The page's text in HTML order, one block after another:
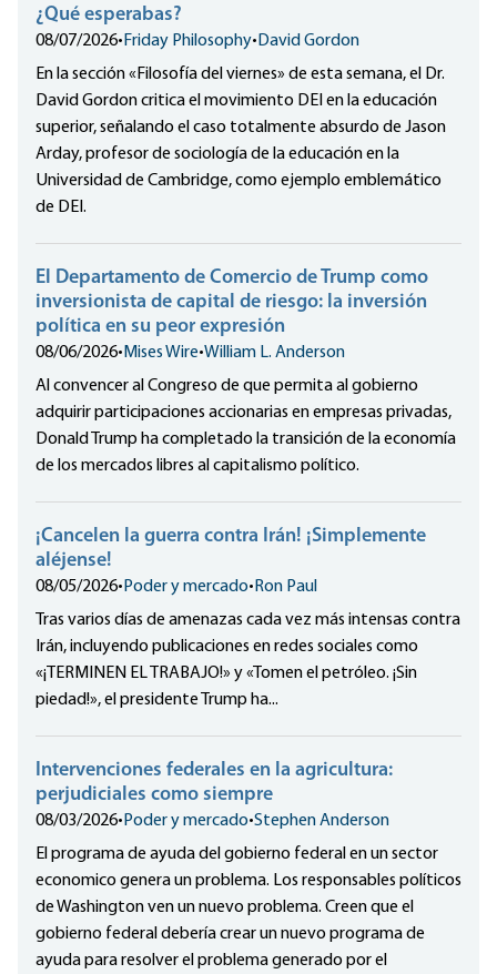
¿Qué esperabas?
08/07/2026• Friday Philosophy•David Gordon
En la sección «Filosofía del viernes» de esta semana, el Dr.
David Gordon critica el movimiento DEI en la educación
superior, señalando el caso totalmente absurdo de Jason
Arday, profesor de sociología de la educación en la
Universidad de Cambridge, como ejemplo emblemático
de DEI.
El Departamento de Comercio de Trump como
inversionista de capital de riesgo: la inversión
política en su peor expresión
08/06/2026• Mises Wire•William L. Anderson
Al convencer al Congreso de que permita al gobierno
adquirir participaciones accionarias en empresas privadas,
Donald Trump ha completado la transición de la economía
de los mercados libres al capitalismo político.
¡Cancelen la guerra contra Irán! ¡Simplemente
aléjense!
08/05/2026•Poder y mercado•Ron Paul
Tras varios días de amenazas cada vez más intensas contra
Irán, incluyendo publicaciones en redes sociales como
«¡TERMINEN EL TRABAJO!» y «Tomen el petróleo. ¡Sin
piedad!», el presidente Trump ha...
Intervenciones federales en la agricultura:
perjudiciales como siempre
08/03/2026•Poder y mercado•Stephen Anderson
El programa de ayuda del gobierno federal en un sector
economico genera un problema. Los responsables políticos
de Washington ven un nuevo problema. Creen que el
gobierno federal debería crear un nuevo programa de
ayuda para resolver el problema generado por el